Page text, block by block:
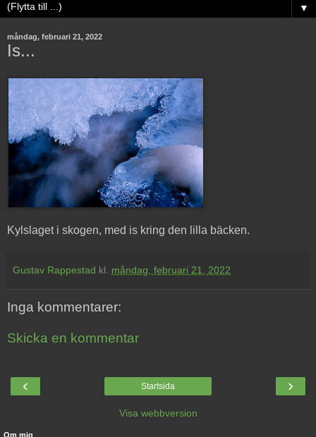
▼
måndag, februari 21, 2022
Is...
Kylslaget i skogen, med is kring den lilla bäcken.
Gustav Rappestad kl. måndag, februari 21, 2022
Inga kommentarer:
Skicka en kommentar
‹ ›
Startsida
Visa webbversion
Om mig